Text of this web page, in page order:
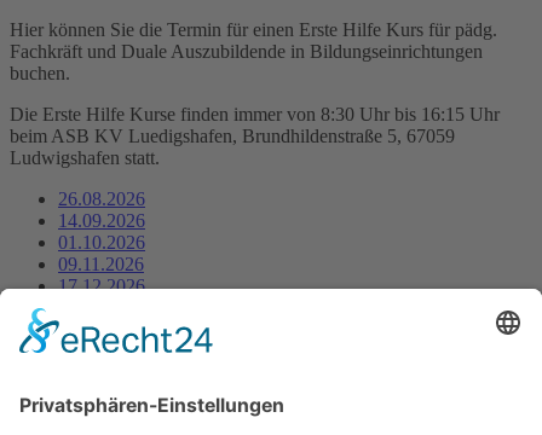
Hier können Sie die Termin für einen Erste Hilfe Kurs für pädg.
Fachkräft und Duale Auszubildende in Bildungseinrichtungen
buchen.
Die Erste Hilfe Kurse finden immer von 8:30 Uhr bis 16:15 Uhr
beim ASB KV Luedigshafen, Brundhildenstraße 5, 67059
Ludwigshafen statt.
26.08.2026
14.09.2026
01.10.2026
09.11.2026
17.12.2026
2027
Bitte geben Sie den Teilnehmer*Innen am Kurstag eine Kopie der